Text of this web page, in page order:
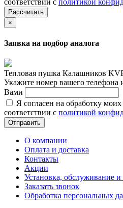
Рассчитать
×
Заявка на подбор аналога
Тепловая пушка Калашников
Укажите номер вашего телефона
Вами
Я согласен на обработку
соответствии с политикой
Отправить
О компании
Оплата и доставка
Контакты
Акции
Установка, обслуживание
Заказать звонок
Обработка персональных